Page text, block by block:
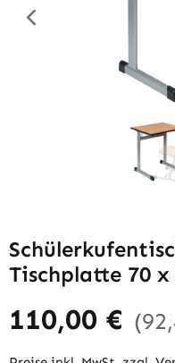
Tischplatte 70 x
110,00 €